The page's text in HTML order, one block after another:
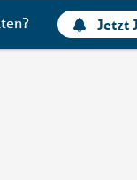
Jetzt